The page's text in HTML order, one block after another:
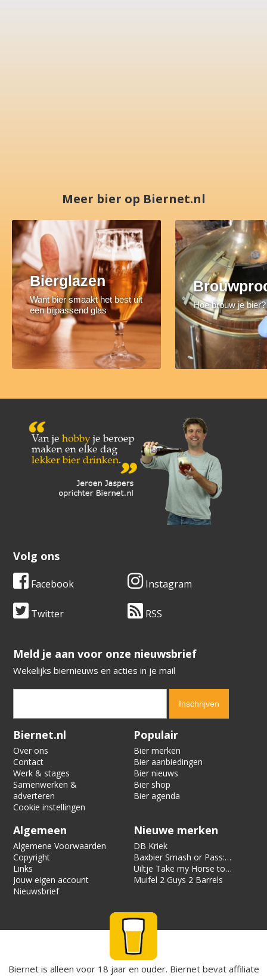
Meer bier op Biernet.nl
Bierglazen
Want bier smaakt het best uit
een bijpassend glas
Hoe brouw je bier?
Volg ons
Facebook Instagram
Twitter RSS
​​​​​​​Meld je aan voor onze nieuwsbrief
Wekelijks biernieuws en acties in je mail
Verification code:
Biernet.nl
Over ons
Contact
Werk & stages
Samenwerken &
adverteren
Cookie instellingen
Populair
Bier merken
Bier aanbiedingen
Bier nieuws
Bier shop
Bier agenda
Algemeen
Algemene Voorwaarden
Copyright
Links
Jouw eigen account
Nieuwsbrief
Nieuwe merken
DB Kriek
Baxbier Smash or Pass:
Strata
Uiltje Take my Horse to
the Hotel Room
Muifel 2 Guys 2 Barrels
Biernet is alleen voor 18 jaar en ouder. Biernet bevat affiliate